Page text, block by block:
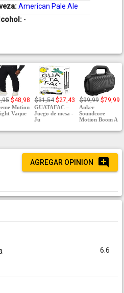
American Pale Ale
-
$48,98
Motion
Vaque
$31,54 $27,43
GUATAFAC –
Juego de mesa -
Ju
$99,99 $79,99
Anker
Soundcore
Motion Boom A
AGREGAR OPINION
6.6